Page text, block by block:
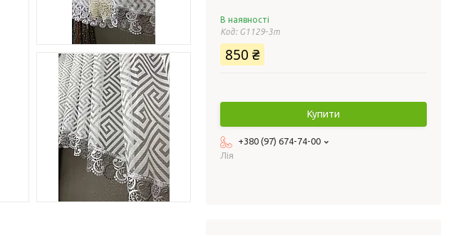
В наявності
Код: G1129-3m
850 ₴
Купити
+380 (97) 674-74-00
Лія